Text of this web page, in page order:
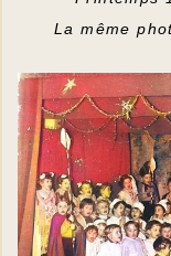
La même